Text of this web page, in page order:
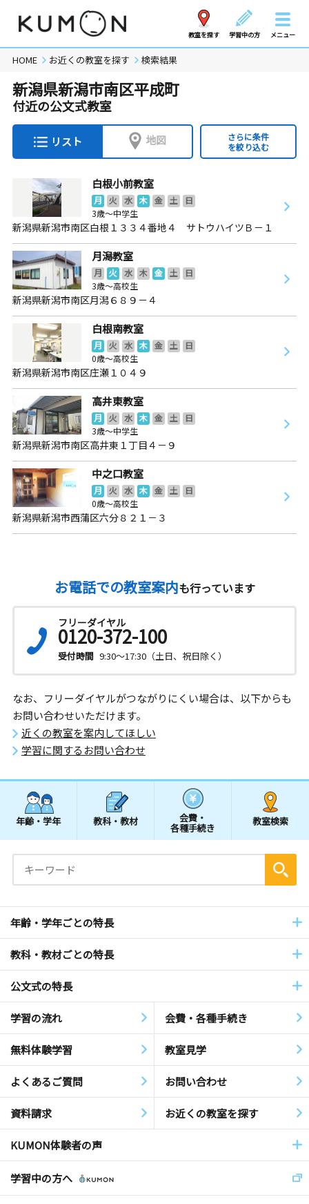
教室を探す 学習中の方 メニュー
HOME お近くの教室を探す 検索結果
新潟県新潟市南区平成町
付近の公文式教室
リスト 地図
さらに条件
を絞り込む
白根小前教室
月 火 水 木 金 土
日
3歳～中学生
新潟県新潟市南区白根１３３４番地４ サトウハイツＢ－１
月潟教室
月 火 水 木 金 土
日
3歳～高校生
新潟県新潟市南区月潟６８９－４
白根南教室
月 火 水 木 金 土
日
0歳～高校生
新潟県新潟市南区庄瀬１０４９
高井東教室
月 火 水 木 金 土
日
3歳～中学生
新潟県新潟市南区高井東１丁目４－９
中之口教室
月 火 水 木 金 土
日
0歳～高校生
新潟県新潟市西蒲区六分８２１－３
お電話での教室案内も行っています
フリーダイヤル
0120-372-100
受付時間 9:30～17:30（土日、祝日除く）
なお、フリーダイヤルがつながりにくい場合は、以下からも
お問い合わせいただけます。
近くの教室を案内してほしい
学習に関するお問い合わせ
年齢・学年 教科・教材 会費・
各種手続き
教室検索
年齢・学年ごとの特長
教科・教材ごとの特長
公文式の特長
学習の流れ 会費・各種手続き
無料体験学習 教室見学
よくあるご質問 お問い合わせ
資料請求 お近くの教室を探す
KUMON体験者の声
学習中の方へ